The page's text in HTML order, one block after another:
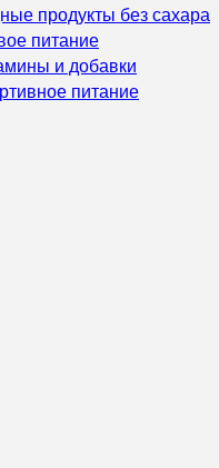
продукты без сахара
питание
и добавки
питание